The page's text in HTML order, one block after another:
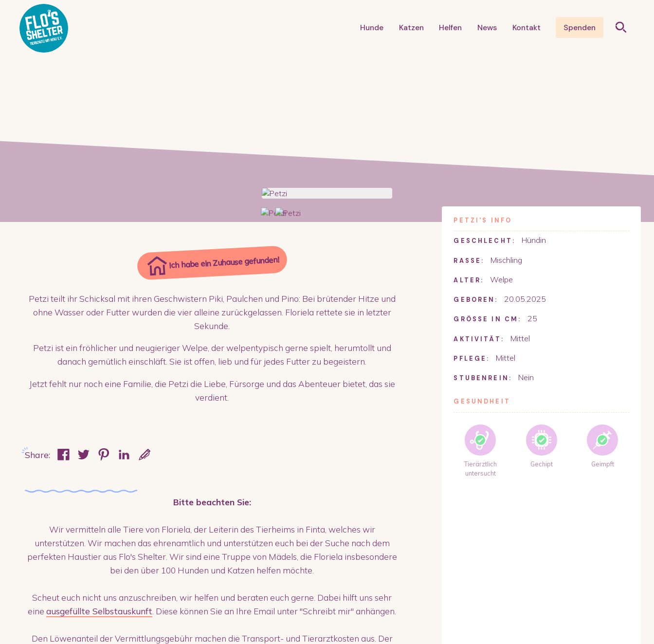
Hunde Katzen Helfen News Kontakt Spenden
Ich habe ein Zuhause gefunden!
Petzi teilt ihr Schicksal mit ihren Geschwistern Piki, Paulchen und Pino: Bei brütender Hitze und
ohne Wasser oder Futter wurden die vier alleine zurückgelassen. Floriela rettete sie in letzter
Sekunde.
Petzi ist ein fröhlicher und neugieriger Welpe, der welpentypisch gerne spielt, herumtollt und
danach gemütlich einschläft. Sie ist offen, lieb und für jedes Futter zu begeistern.
Jetzt fehlt nur noch eine Familie, die Petzi die Liebe, Fürsorge und das Abenteuer bietet, das sie
verdient.
Share:
Bitte beachten Sie:
Wir vermitteln alle Tiere von Floriela, der Leiterin des Tierheims in Finta, welches wir
unterstützen. Wir machen das ehrenamtlich und unterstützen euch bei der Suche nach dem
perfekten Haustier aus Flo's Shelter. Wir sind eine Truppe von Mädels, die Floriela insbesondere
bei den über 100 Hunden und Katzen helfen möchte.
Scheut euch nicht uns anzuschreiben, wir helfen und beraten euch gerne. Dabei hilft uns sehr
eineausgefüllte Selbstauskunft . Diese können Sie an Ihre Email unter "Schreibt mir" anhängen.
Den Löwenanteil der Vermittlungsgebühr machen die Transport- und Tierarztkosten aus. Der
PETZI 'S INFO
GESCHLECHT: Hündin
RASSE: Mischling
ALTER: Welpe
GEBOREN: 20.05.2025
GRÖSSE IN CM: 25
AKTIVITÄT: Mittel
PFLEGE: Mittel
STUBENREIN: Nein
GESUNDHEIT
Tierärztlich
untersucht
Gechipt Geimpft